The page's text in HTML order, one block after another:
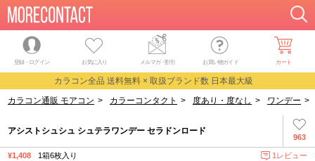
登録・ログイン お気に入り メルマガ・割引 お買い物ガイド カート
カラコン全品 送料無料 × 取扱ブランド数 日本最大級
カラコン通販 モアコン > カラーコンタクト > 度あり・度なし > ワンデー >
963
アシストシュシュ シュテラワンデー セラドンロード
¥1,408 1箱6枚入り 1レビュー